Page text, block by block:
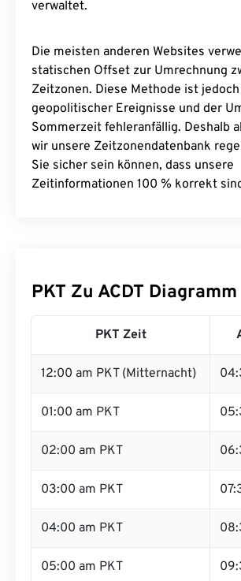
verwaltet.
Die meisten anderen Websites
statischen Offset zur Umrechnung
Zeitzonen. Diese Methode ist
geopolitischer Ereignisse und der
Sommerzeit fehleranfällig. Deshalb
wir unsere Zeitzonendatenbank
Sie sicher sein können, dass unsere
Zeitinformationen 100 % korrekt
PKT Zu ACDT Diagramm
PKT Zeit
12:00 am PKT (Mitternacht)
01:00 am PKT
02:00 am PKT
03:00 am PKT
04:00 am PKT
05:00 am PKT